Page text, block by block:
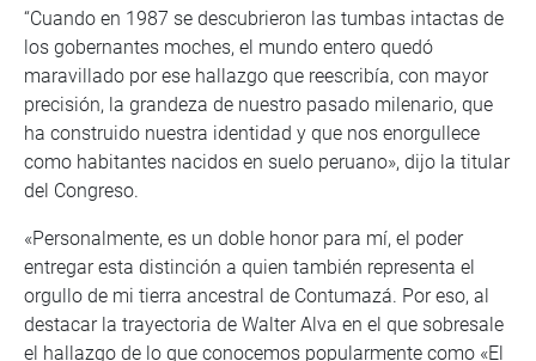
“Cuando en 1987 se descubrieron las tumbas intactas de
los gobernantes moches, el mundo entero quedó
maravillado por ese hallazgo que reescribía, con mayor
precisión, la grandeza de nuestro pasado milenario, que
ha construido nuestra identidad y que nos enorgullece
como habitantes nacidos en suelo peruano», dijo la titular
del Congreso.
«Personalmente, es un doble honor para mí, el poder
entregar esta distinción a quien también representa el
orgullo de mi tierra ancestral de Contumazá. Por eso, al
destacar la trayectoria de Walter Alva en el que sobresale
el hallazgo de lo que conocemos popularmente como «El